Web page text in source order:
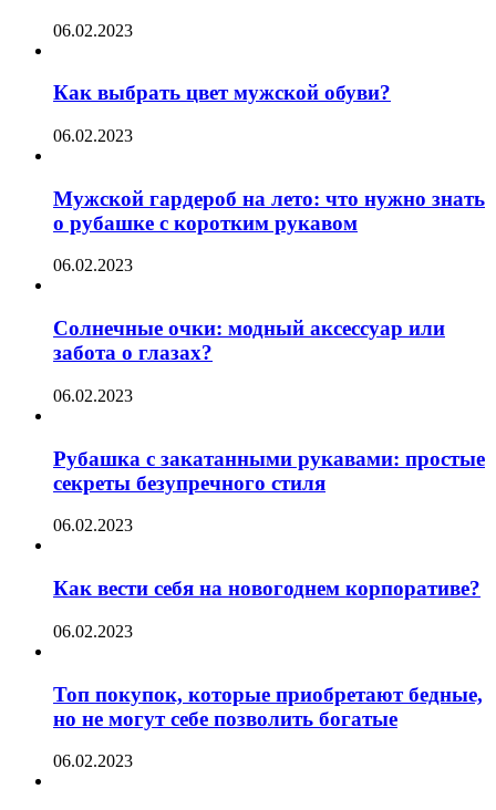
06.02.2023
Как выбрать цвет мужской обуви?
06.02.2023
Мужской гардероб на лето: что нужно знать
о рубашке с коротким рукавом
06.02.2023
Солнечные очки: модный аксессуар или
забота о глазах?
06.02.2023
Рубашка с закатанными рукавами: простые
секреты безупречного стиля
06.02.2023
Как вести себя на новогоднем корпоративе?
06.02.2023
Топ покупок, которые приобретают бедные,
но не могут себе позволить богатые
06.02.2023